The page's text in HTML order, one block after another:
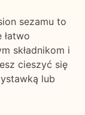
sezamu to
składnikom i
cieszyć się
lub